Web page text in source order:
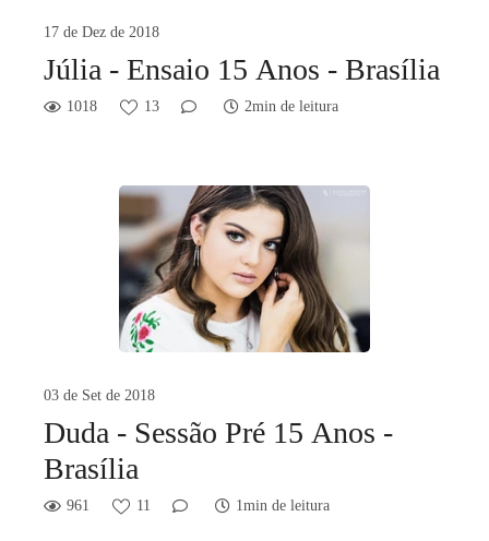
17 de Dez de 2018
Júlia - Ensaio 15 Anos - Brasília
1018 13 2min de leitura
03 de Set de 2018
Duda - Sessão Pré 15 Anos -
Brasília
961 11 1min de leitura